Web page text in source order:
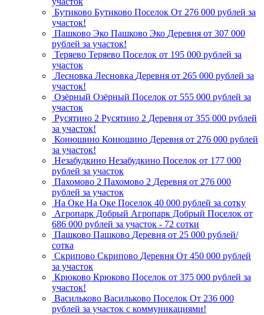
Бутиково Бутиково Поселок От 276 000 рублей за
участок!
Пашково Эко Пашково Эко Деревня от 307 000
рублей за участок!
Теряево Теряево Поселок от 195 000 рублей за
участок
Лесновка Лесновка Деревня от 265 000 рублей за
участок!
Озёрный Озёрный Поселок от 555 000 рублей за
участок
Русятино 2 Русятино 2 Деревня от 355 000 рублей
за участок!
Конюшино Конюшино Деревня от 276 000 рублей
за участок!
Незабудкино Незабудкино Поселок от 177 000
рублей за участок
Пахомово 2 Пахомово 2 Деревня от 276 000
рублей за участок
На Оке На Оке Поселок 40 000 рублей за сотку
Агропарк Добрый Агропарк Добрый Поселок от
686 000 рублей за участок - 72 сотки
Пашково Пашково Деревня от 25 000 рублей/
сотка
Скрипово Скрипово Деревня От 450 000 рублей
за участок
Крюково Крюково Поселок от 375 000 рублей за
участок!
Васильково Васильково Поселок От 236 000
рублей за участок с коммуникациями!